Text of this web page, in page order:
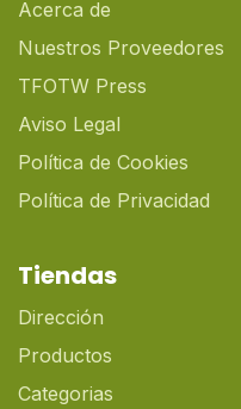
Acerca de
Nuestros Proveedores
TFOTW Press
Aviso Legal
Política de Cookies
Política de Privacidad
Tiendas
Dirección
Productos
Categorias